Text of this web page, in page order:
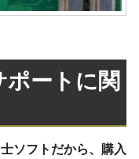
ートに関
ソフトだから、購入